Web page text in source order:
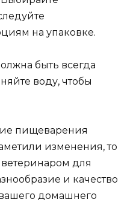
на упаковке.
быть всегда
воду, чтобы
пищеварения
изменения, то
ветеринаром для
и качество
домашнего